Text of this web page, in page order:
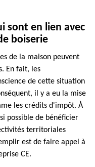
sont en lien avec
boiserie
de la maison peuvent
En fait, les
de cette situation
il y a eu la mise
les crédits d'impôt. À
possible de bénéficier
territoriales
est de faire appel à
CE.